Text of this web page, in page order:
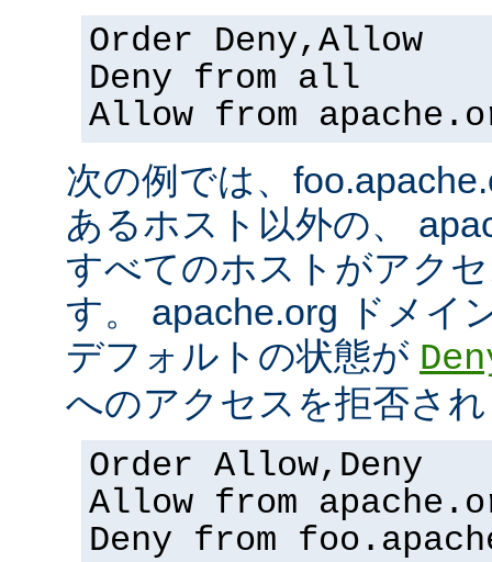
Order Deny,Allow
Deny from all
Allow from
次の例では、
あるホスト以外の、
すべてのホストがアク
す。 apache.org ドメイ
デフォルトの状態が
へのアクセスを拒否さ
Order Allow,Deny
Allow from
Deny from